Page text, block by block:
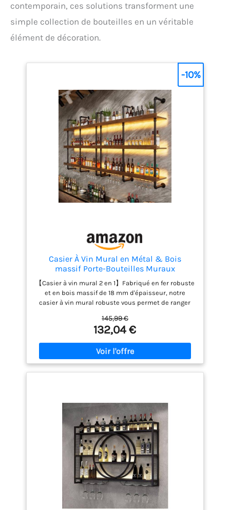
contemporain, ces solutions transforment une
simple collection de bouteilles en un véritable
élément de décoration.
Casier À Vin Mural en Métal & Bois
massif Porte-Bouteilles Muraux
Industriels avec Porte-Verres & lumière
LED 3 niveaux Casier à Vin Flottant
Suspendu Mural pour bars, cuisines et
restaurants 120CM
【Casier à vin mural 2 en 1】Fabriqué en fer robuste
et en bois massif de 18 mm d'épaisseur, notre
casier à vin mural robuste vous permet de ranger
et porte-verres, il vous permet de gagner de la place
et de ranger vos bouteilles et verres. 【Éclairage LED
attrayant】Ce casier à vin mural est non seulement
pratique, mais aussi une belle pièce décorative.
Grâce à sa bande lumineuse LED RVB, il dispose
également d'une fonction minuterie et musique.
un choix idéal pour les amateurs de vin comme
pour les connaisseurs occasionnels. 【Grande
capacité de rangement】Ce casier à vin à 3 niveaux
est à la fois une décoration de bar et un espace de
rangement spacieux. Que vous vous détendiez au
bar après une journée bien remplie ou que vous
organisiez une fête, ce casier à vin mural offre un
espace généreux pour stocker de grandes
quantités de vin ou de spiritueux. Sa durabilité lui
permet également de servir d'étagère de rangement
pour un rangement organisé. 【Casier à vin durable
145,99 €
132,04 €
-10%